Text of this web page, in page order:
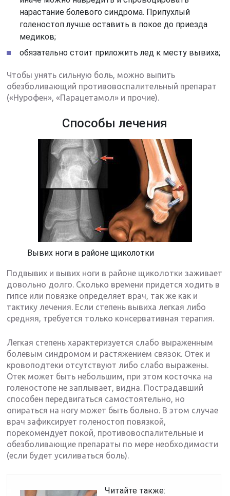
нарастание болевого синдрома. Припухлый
голеностоп лучше оставить в покое до приезда
медиков;
обязательно стоит приложить лед к месту вывиха;
Чтобы унять сильную боль, можно выпить
обезболивающий противовоспалительный препарат
(«Нурофен», «Парацетамол» и прочие).
Способы лечения
Вывих ноги в районе щиколотки
Подвывих и вывих ноги в районе щиколотки заживает
довольно долго. Сколько времени придется ходить в
гипсе или повязке определяет врач, так же как и
тактику лечения. Если степень вывиха легкая либо
средняя, требуется только консервативная терапия.
Легкая степень характеризуется слабо выраженным
болевым синдромом и растяжением связок. Отек и
кровоподтеки отсутствуют либо слабо выражены.
Отек может быть небольшим, при этом косточка на
голеностопе не заплывает, видна. Пострадавший
способен передвигаться самостоятельно, но
опираться на ногу может быть больно. В этом случае
врач зафиксирует голеностоп повязкой,
порекомендует покой, противовоспалительные и
обезболивающие препараты по мере необходимости
(если будет усиливаться боль).
Читайте также: